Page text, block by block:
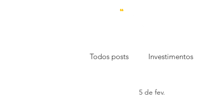
Todos posts Investimentos
Economia
5 de fev.